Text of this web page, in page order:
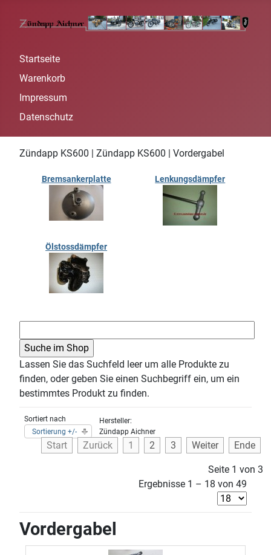
Startseite
Warenkorb
Impressum
Datenschutz
Zündapp KS600 | Zündapp KS600 | Vordergabel
Bremsankerplatte Lenkungsdämpfer
Ölstossdämpfer
Lassen Sie das Suchfeld leer um alle Produkte zu
finden, oder geben Sie einen Suchbegriff ein, um ein
bestimmtes Produkt zu finden.
Sortiert nach
Sortierung +/-
Hersteller:
Zündapp Aichner
Start Zurück 1 2 3 Weiter Ende
Seite 1 von 3
Ergebnisse 1 – 18 von 49
Vordergabel